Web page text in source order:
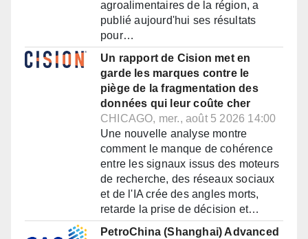
agroalimentaires de la région, a
publié aujourd'hui ses résultats
pour…
Un rapport de Cision met en
garde les marques contre le
piège de la fragmentation des
données qui leur coûte cher
CHICAGO, mer., août 5 2026 14:00
Une nouvelle analyse montre
comment le manque de cohérence
entre les signaux issus des moteurs
de recherche, des réseaux sociaux
et de l'IA crée des angles morts,
retarde la prise de décision et…
PetroChina (Shanghai) Advanced